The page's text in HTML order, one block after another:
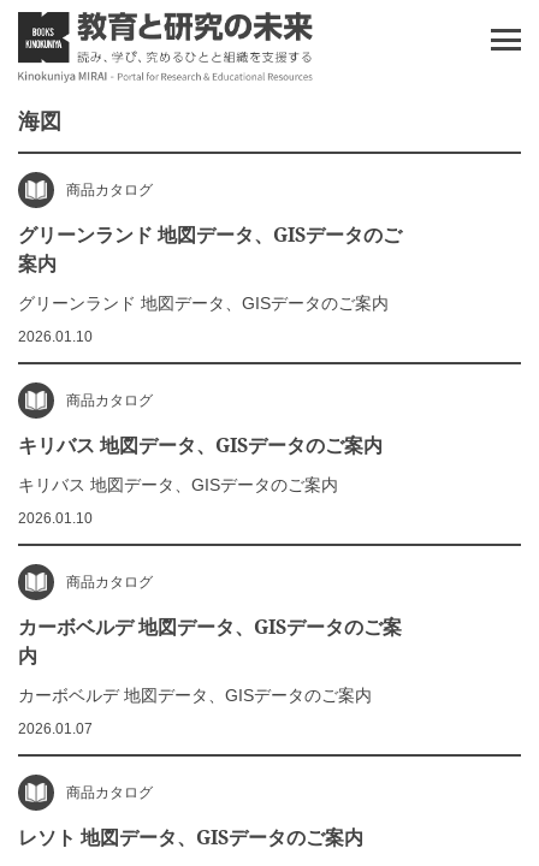
海図
商品カタログ
グリーンランド 地図データ、GISデータのご
案内
グリーンランド 地図データ、GISデータのご案内
2026.01.10
商品カタログ
キリバス 地図データ、GISデータのご案内
キリバス 地図データ、GISデータのご案内
2026.01.10
商品カタログ
カーボベルデ 地図データ、GISデータのご案
内
カーボベルデ 地図データ、GISデータのご案内
2026.01.07
商品カタログ
レソト 地図データ、GISデータのご案内